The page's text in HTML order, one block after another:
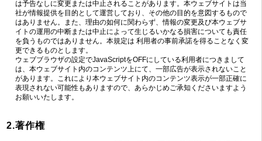
は予告なしに変更または中止されることがあります。本ウェブサイトは当
社が情報提供を目的として運営しており、その他の目的を意図するもので
はありません。また、理由の如何に関わらず、情報の変更及び本ウェブサ
イトの運用の中断または中止によって生じるいかなる損害についても責任
を負うものではありません。本規定は 利用者の事前承諾を得ることなく変
更できるものとします。
ウェブブラウザの設定でJavaScriptをOFFにしている利用者につきまして
は、本ウェブサイト内のコンテンツ上にて、一部広告が表示されないこと
があります。これにより本ウェブサイト内のコンテンツ表示が一部正確に
表現されない可能性もありますので、あらかじめご承知くださいますよう
お願いいたします。
2.著作権